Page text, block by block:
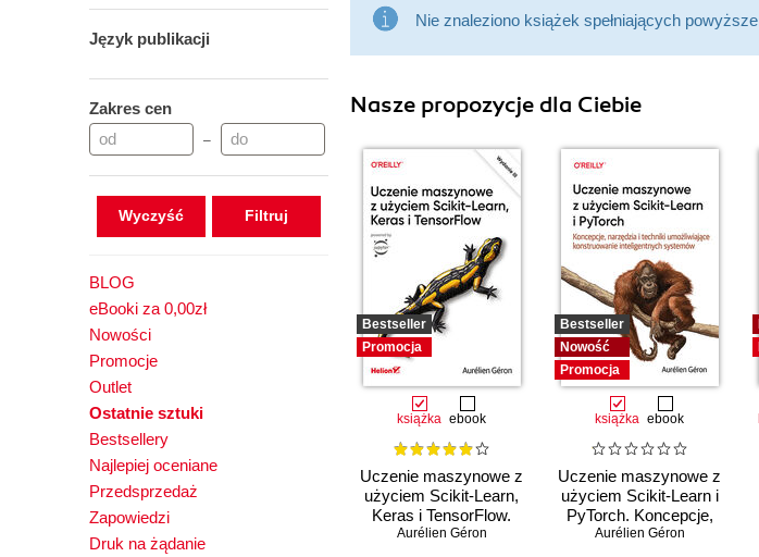
Język publikacji
Zakres cen
–
Wyczyść
BLOG
eBooki za 0,00zł
Nowości
Promocje
Outlet
Ostatnie sztuki
Bestsellery
Najlepiej oceniane
Przedsprzedaż
Zapowiedzi
Druk na żądanie
Nie znaleziono książek spełniających
Nasze propozycje dla Ciebie
Bestseller
Promocja
książka ebook
Uczenie maszynowe z
użyciem Scikit-Learn,
Keras i TensorFlow.
Wydanie III
Aurélien Géron
Bestseller
Nowość
Promocja
książka ebook
Uczenie maszynowe z
użyciem Scikit-Learn i
PyTorch. Koncepcje,
narzędzia i techniki
Aurélien Géron